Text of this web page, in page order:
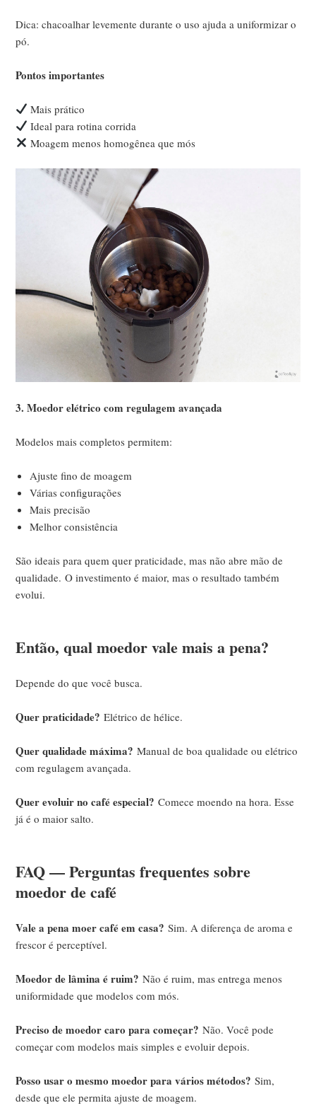
Dica: chacoalhar levemente durante o uso ajuda a uniformizar o
pó.
Pontos importantes
Mais prático
Ideal para rotina corrida
Moagem menos homogênea que mós
3. Moedor elétrico com regulagem avançada
Modelos mais completos permitem:
Ajuste fino de moagem
Várias configurações
Mais precisão
Melhor consistência
São ideais para quem quer praticidade, mas não abre mão de
qualidade.O investimento é maior, mas o resultado também
evolui.
Então, qual moedor vale mais a pena?
Depende do que você busca.
Quer praticidade?Elétrico de hélice.
Quer qualidade máxima?Manual de boa qualidade ou elétrico
com regulagem avançada.
Quer evoluir no café especial?Comece moendo na hora. Esse
já é o maior salto.
FAQ — Perguntas frequentes sobre
moedor de café
Vale a pena moer café em casa?Sim. A diferença de aroma e
frescor é perceptível.
Moedor de lâmina é ruim?Não é ruim, mas entrega menos
uniformidade que modelos com mós.
Preciso de moedor caro para começar?Não. Você pode
começar com modelos mais simples e evoluir depois.
Posso usar o mesmo moedor para vários métodos?Sim,
desde que ele permita ajuste de moagem.